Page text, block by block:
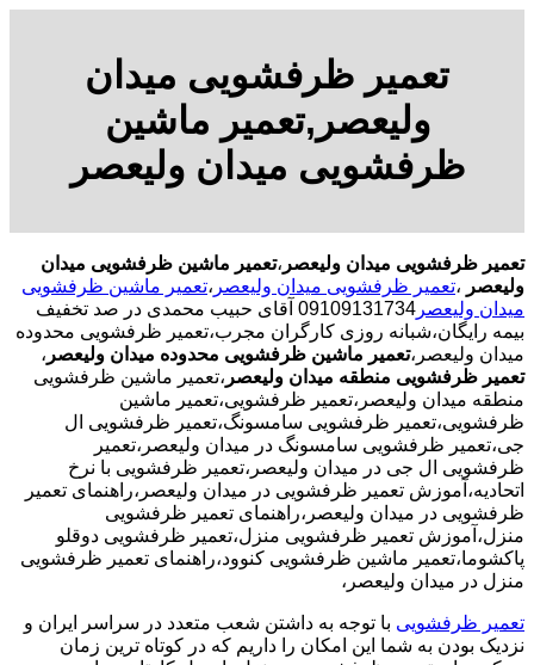
تعمیر ظرفشویی میدان
ولیعصر,تعمیر ماشین
ظرفشویی میدان ولیعصر
تعمیر ظرفشویی میدان ولیعصر ،تعمیر ماشین ظرفشویی میدان
ولیعصر ،تعمیر ظرفشویی میدان ولیعصر ،تعمیر ماشین ظرفشویی
میدان ولیعصر
09109131734 آقای حبیب محمدی در صد تخفیف
بیمه رایگان،شبانه روزی کارگران مجرب،تعمیر ظرفشویی محدوده
میدان ولیعصر،تعمیر ماشین ظرفشویی محدوده میدان ولیعصر ،
تعمیر ظرفشویی منطقه میدان ولیعصر ،تعمیر ماشین ظرفشویی
منطقه میدان ولیعصر،تعمیر ظرفشویی،تعمیر ماشین
ظرفشویی،تعمیر ظرفشویی سامسونگ،تعمیر ظرفشویی ال
جی،تعمیر ظرفشویی سامسونگ در میدان ولیعصر،تعمیر
ظرفشویی ال جی در میدان ولیعصر،تعمیر ظرفشویی با نرخ
اتحادیه،آموزش تعمیر ظرفشویی در میدان ولیعصر،راهنمای تعمیر
ظرفشویی در میدان ولیعصر،راهنمای تعمیر ظرفشویی
منزل،آموزش تعمیر ظرفشویی منزل،تعمیر ظرفشویی دوقلو
پاکشوما،تعمیر ماشین ظرفشویی کنوود،راهنمای تعمیر ظرفشویی
منزل در میدان ولیعصر،
تعمیر ظرفشویی با توجه به داشتن شعب متعدد در سراسر ایران و
نزدیک بودن به شما این امکان را داریم که در کوتاه ترین زمان